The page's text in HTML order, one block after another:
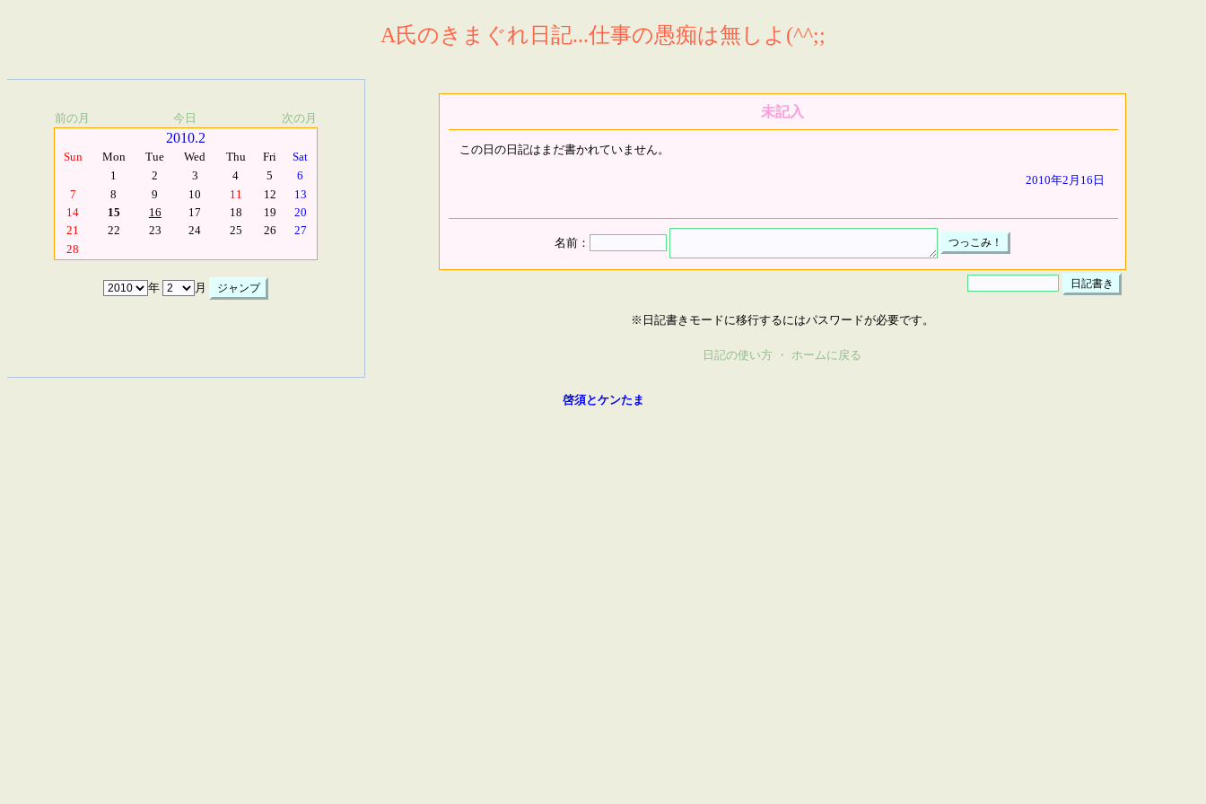
A氏のきまぐれ日記...仕事の愚痴は無しよ(^^;;
前の月 今日 次の月
2010.2
Sun Mon Tue Wed Thu Fri
Sat
1
2 3 4 5
6
7
8 9 10 11 12
13
14
15 16 17 18 19
20
21
22 23 24 25 26
27
28
年 月
未記入
この日の日記はまだ書かれていません。
2010年2月16日
名前：
※日記書きモードに移行するにはパスワードが必要です。
日記の使い方 ・ ホームに戻る
啓須とケンたま